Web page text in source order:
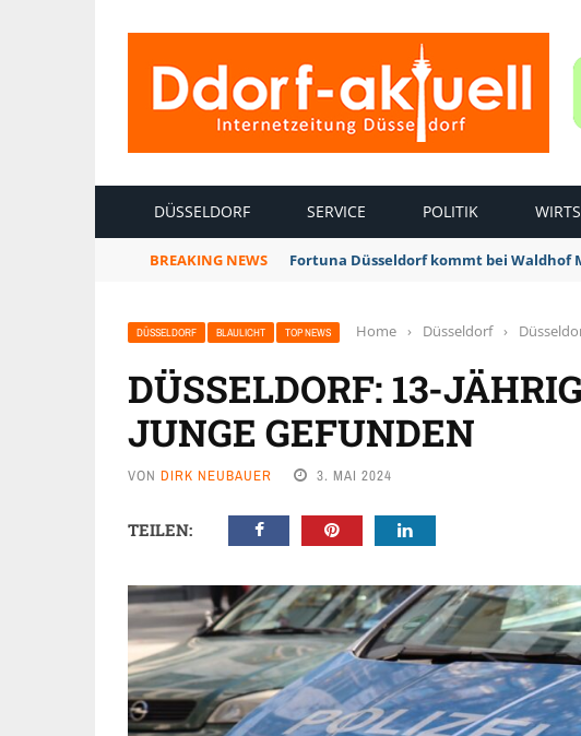
DÜSSELDORF SERVICE POLITIK
BREAKING NEWS Fortuna Düsseldorf kommt bei Waldhof
DÜSSELDORF BLAULICHT TOP NEWS Home › Düsseldorf ›
DÜSSELDORF: 13-
JUNGE GEFUNDEN
VON DIRK NEUBAUER 3. MAI 2024
TEILEN: